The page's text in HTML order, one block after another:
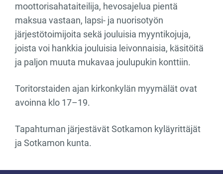
moottorisahataiteilija, hevosajelua pientä
maksua vastaan, lapsi- ja nuorisotyön
järjestötoimijoita sekä jouluisia myyntikojuja,
joista voi hankkia jouluisia leivonnaisia, käsitöitä
ja paljon muuta mukavaa joulupukin konttiin.
Toritorstaiden ajan kirkonkylän myymälät ovat
avoinna klo 17–19.
Tapahtuman järjestävät Sotkamon kyläyrittäjät
ja Sotkamon kunta.